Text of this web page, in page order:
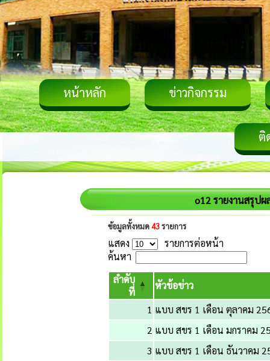
หน้าหลัก ข่าวกิจกรรม
ติ
o12 รายงานสรุป
ข้อมูลทั้งหมด 43รายการ
แสดง
รายการต่อหน้า
ค้นหา
ลำดับ
ที่
หัวข้อข่าว
1 แบบ สขร 1 เดือน ตุลาคม
2 แบบ สขร 1 เดือน มกราคม
3 แบบ สขร 1 เดือน ธันวาคม